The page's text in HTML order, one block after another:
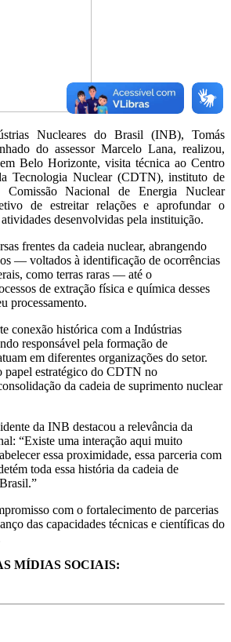
Nucleares do Brasil (INB), Tomás
do assessor Marcelo Lana, realizou,
Belo Horizonte, visita técnica ao Centro
Tecnologia Nuclear (CDTN), instituto de
Comissão Nacional de Energia Nuclear
de estreitar relações e aprofundar o
desenvolvidas pela instituição.
frentes da cadeia nuclear, abrangendo
— voltados à identificação de ocorrências
como terras raras — até o
de extração física e química desses
processamento.
conexão histórica com a Indústrias
responsável pela formação de
em diferentes organizações do setor.
papel estratégico do CDTN no
da cadeia de suprimento nuclear
da INB destacou a relevância da
“Existe uma interação aqui muito
essa proximidade, essa parceria com
toda essa história da cadeia de
com o fortalecimento de parcerias
das capacidades técnicas e científicas do
MÍDIAS SOCIAIS: